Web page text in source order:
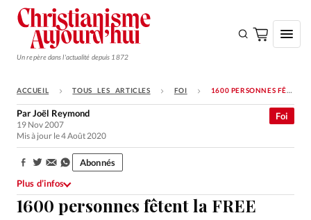
Un repère dans l'actualité depuis 1872
S'ABONNER
Monde
Opinions
Tous les articles
ACCUEIL TOUS LES ARTICLES FOI 1600 PERSONNES FÊTENT LA FREE
1600 personnes fêtent la FREE
Foi
ParJoël Reymond
19 Nov 2007
Mis à jour le 4 Août 2020
Partager:
Abonnés
Plus d’infos